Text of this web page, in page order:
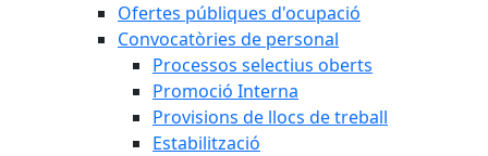
Ofertes públiques d'ocupació
Convocatòries de personal
Processos selectius oberts
Promoció Interna
Provisions de llocs de treball
Estabilització